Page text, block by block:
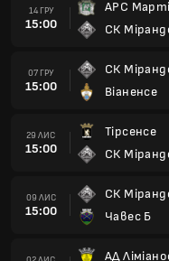
02 ЛИС
15:00
СК
26 ЖОВ
15:00
СК
Монкао
22 ЖОВ
14:00
СК